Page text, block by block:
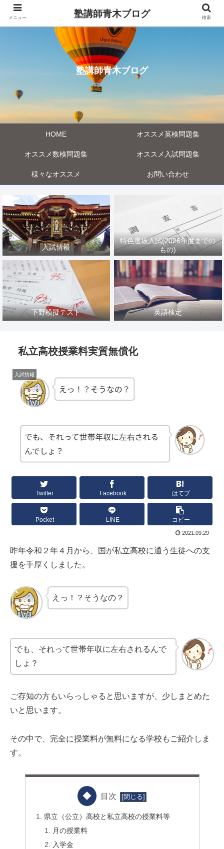
塾講師青木ブログ
HOME オススメ英検問題集
オススメ数検問題集 オススメ入試問題集
様々なオススメ お問い合わせ
入試情報
特色選抜入試(2026年度までの
もの)
下野模擬テスト 英語検定
私立高校授業料実質無償化
入試情報
Twitter Facebook はてブ
Pocket LINE コピー
2021.09.29
昨年令和２年４月から、国が私立高校に通う生徒への支
援を手厚くしました。
えっ！？そうなの？
でも、それって世帯年収に左右されるんで
しょ？
ご存知の方もいらっしゃると思いますが、少しまとめた
いと思います。
その中で、完全に授業料が無料になる学校もご紹介しま
す。
目次
県立（公立）高校と私立高校の授業料等
月の授業料
入学金
メニュー 塾講師青木ブログ 検索